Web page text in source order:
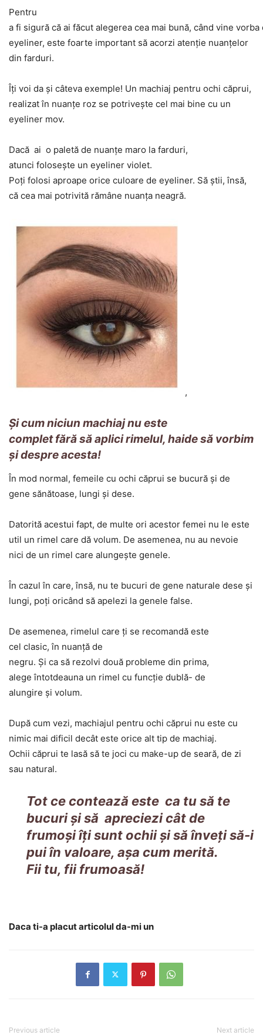
Pentru
a fi sigură că ai făcut alegerea cea mai bună, când vine vorba
eyeliner, este foarte important să acorzi atenţie nuanţelor
din farduri.
Îţi voi da şi câteva exemple! Un machiaj pentru ochi căprui,
realizat în nuanţe roz se potriveşte cel mai bine cu un
eyeliner mov.
Dacă ai o paletă de nuanţe maro la farduri,
atunci foloseşte un eyeliner violet.
Poţi folosi aproape orice culoare de eyeliner. Să ştii, însă,
că cea mai potrivită rămâne nuanţa neagră.
,
Şi cum niciun machiaj nu este
complet fără să aplici rimelul, haide să vorbim
şi despre acesta!
În mod normal, femeile cu ochi căprui se bucură şi de
gene sănătoase, lungi şi dese.
Datorită acestui fapt, de multe ori acestor femei nu le este
util un rimel care dă volum. De asemenea, nu au nevoie
nici de un rimel care alungeşte genele.
În cazul în care, însă, nu te bucuri de gene naturale dese şi
lungi, poţi oricând să apelezi la genele false.
De asemenea, rimelul care ţi se recomandă este
cel clasic, în nuanţă de
negru. Şi ca să rezolvi două probleme din prima,
alege întotdeauna un rimel cu funcţie dublă- de
alungire şi volum.
După cum vezi, machiajul pentru ochi căprui nu este cu
nimic mai dificil decât este orice alt tip de machiaj.
Ochii căprui te lasă să te joci cu make-up de seară, de zi
sau natural.
Tot ce contează este ca tu să te
bucuri şi să apreciezi cât de
frumoşi îţi sunt ochii şi să înveţi să-i
pui în valoare, aşa cum merită.
Fii tu, fii frumoasă!
Daca ti-a placut articolul da-mi un
Previous article Next article